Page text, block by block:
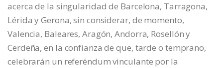
acerca de la singularidad de Barcelona, Tarragona,
Lérida y Gerona, sin considerar, de momento,
Valencia, Baleares, Aragón, Andorra, Rosellón y
Cerdeña, en la confianza de que, tarde o temprano,
celebrarán un referéndum vinculante por la